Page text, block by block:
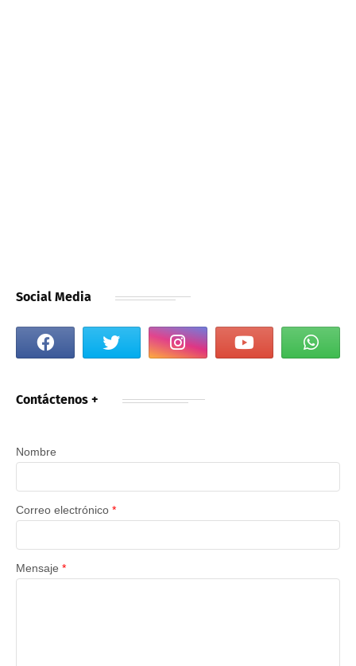
Social Media
Contáctenos +
Nombre
Correo electrónico *
Mensaje *